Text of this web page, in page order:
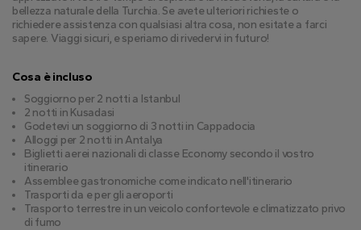
bellezza naturale della Turchia. Se avete ulteriori richieste o
richiedere assistenza con qualsiasi altra cosa, non esitate a farci
sapere. Viaggi sicuri, e speriamo di rivedervi in futuro!
Cosa è incluso
Soggiorno per 2 notti a Istanbul
2 notti in Kusadasi
Godetevi un soggiorno di 3 notti in Cappadocia
Alloggi per 2 notti in Antalya
Biglietti aerei nazionali di classe Economy secondo il vostro
itinerario
Assemblee gastronomiche come indicato nell'itinerario
Trasporti da e per gli aeroporti
Trasporto terrestre in un veicolo confortevole e climatizzato privo
di fumo